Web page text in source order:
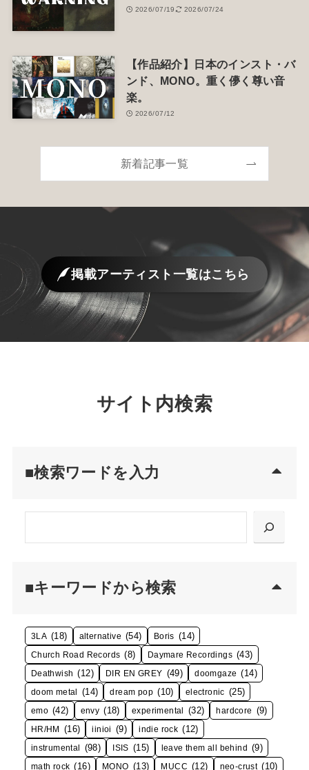
2026/07/19 2026/07/24
【作品紹介】日本のインスト・バ
ンド、MONO。重く儚く尊い音
楽。
2026/07/12
新着記事一覧
掲載アーティスト一覧はこちら
サイト内検索
■検索ワードを入力
索
■キーワードから検索
3LA (18) alternative (54) Boris (14)
Church Road Records (8) Daymare Recordings (43)
Deathwish (12) DIR EN GREY (49) doomgaze (14)
doom metal (14) dream pop (10) electronic (25)
emo (42) envy (18) experimental (32) hardcore (9)
HR/HM (16) iinioi (9) indie rock (12)
instrumental (98) ISIS (15) leave them all behind (9)
math rock (16) MONO (13) MUCC (12) neo-crust (10)